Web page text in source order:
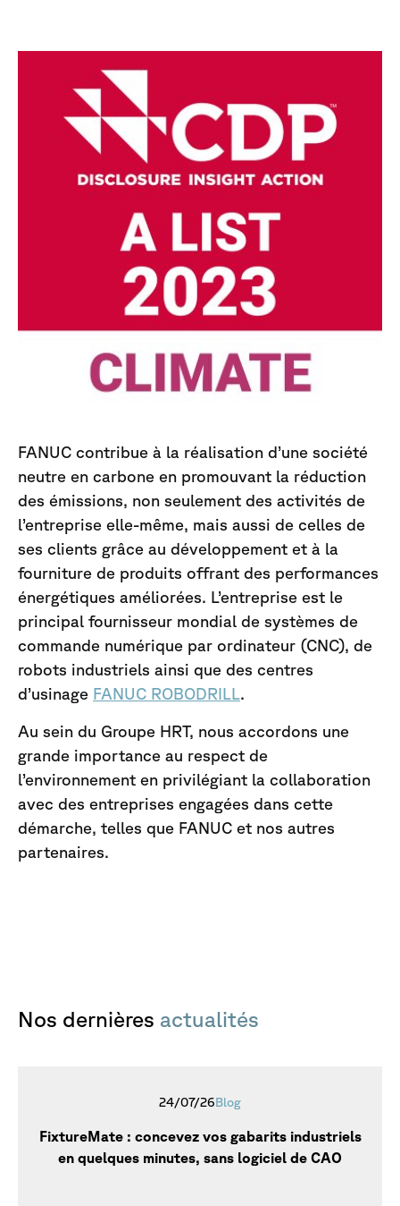
FANUC contribue à la réalisation d’une société
neutre en carbone en promouvant la réduction
des émissions, non seulement des activités de
l’entreprise elle-même, mais aussi de celles de
ses clients grâce au développement et à la
fourniture de produits offrant des performances
énergétiques améliorées. L’entreprise est le
principal fournisseur mondial de systèmes de
commande numérique par ordinateur (CNC), de
robots industriels ainsi que des centres
d’usinage FANUC ROBODRILL.
Au sein du Groupe HRT, nous accordons une
grande importance au respect de
l’environnement en privilégiant la collaboration
avec des entreprises engagées dans cette
démarche, telles que FANUC et nos autres
partenaires.
Nos dernières actualités
24/07/26Blog
FixtureMate : concevez vos gabarits industriels
en quelques minutes, sans logiciel de CAO